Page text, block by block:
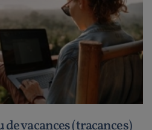
vacances (tracances)